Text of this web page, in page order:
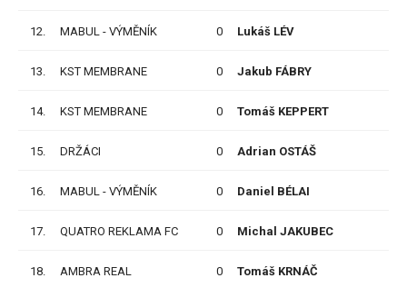
12. MABUL - VÝMĚNÍK 0 Lukáš LÉV
13. KST MEMBRANE 0 Jakub FÁBRY
14. KST MEMBRANE 0 Tomáš KEPPERT
15. DRŽÁCI 0 Adrian OSTÁŠ
16. MABUL - VÝMĚNÍK 0 Daniel BÉLAI
17. QUATRO REKLAMA FC 0 Michal JAKUBEC
18. AMBRA REAL 0 Tomáš KRNÁČ